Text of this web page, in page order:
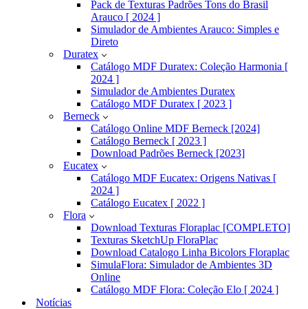
Pack de Texturas Padrões Tons do Brasil
Arauco [ 2024 ]
Simulador de Ambientes Arauco: Simples e
Direto
Duratex
Catálogo MDF Duratex: Coleção Harmonia [
2024 ]
Simulador de Ambientes Duratex
Catálogo MDF Duratex [ 2023 ]
Berneck
Catálogo Online MDF Berneck [2024]
Catálogo Berneck [ 2023 ]
Download Padrões Berneck [2023]
Eucatex
Catálogo MDF Eucatex: Origens Nativas [
2024 ]
Catálogo Eucatex [ 2022 ]
Flora
Download Texturas Floraplac [COMPLETO]
Texturas SketchUp FloraPlac
Download Catalogo Linha Bicolors Floraplac
SimulaFlora: Simulador de Ambientes 3D
Online
Catálogo MDF Flora: Coleção Elo [ 2024 ]
Notícias